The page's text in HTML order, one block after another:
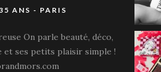
ANS - PARIS
On parle beauté, déco,
et ses petits plaisir simple !